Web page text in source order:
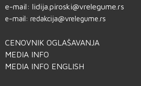
e-mail: lidija.piroski@vrelegume.rs
e-mail: redakcija@vrelegume.rs
CENOVNIK OGLAŠAVANJA
MEDIA INFO
MEDIA INFO ENGLISH